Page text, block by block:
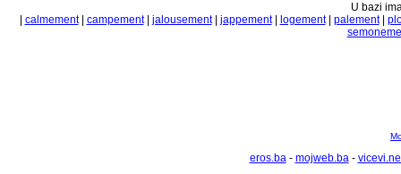
U bazi
calmement| campement| jalousement| jappement| logement| palement|
eros.ba- mojweb.ba-